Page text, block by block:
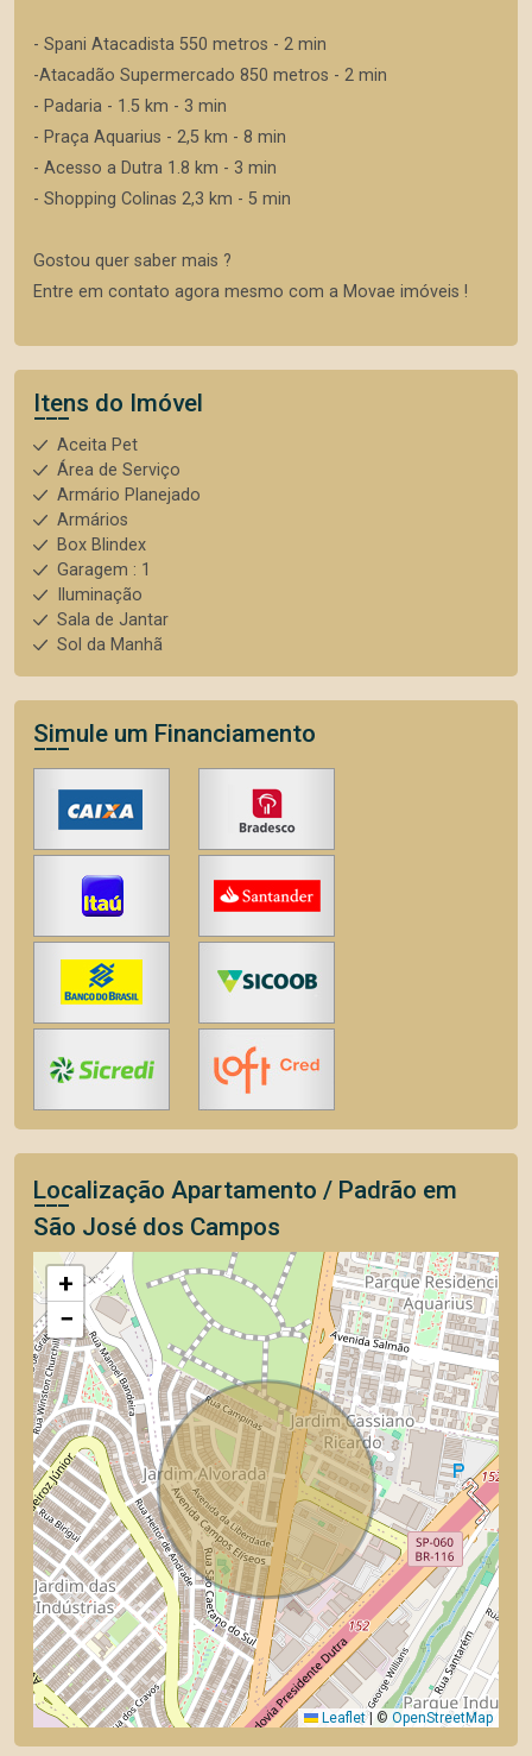
- Spani Atacadista 550 metros - 2 min
-Atacadão Supermercado 850 metros - 2 min
- Padaria - 1.5 km - 3 min
- Praça Aquarius - 2,5 km - 8 min
- Acesso a Dutra 1.8 km - 3 min
- Shopping Colinas 2,3 km - 5 min
Gostou quer saber mais ?
Entre em contato agora mesmo com a Movae imóveis !
Itens do Imóvel
Aceita Pet
Área de Serviço
Armário Planejado
Armários
Box Blindex
Garagem : 1
Iluminação
Sala de Jantar
Sol da Manhã
Simule um Financiamento
Localização Apartamento / Padrão em
São José dos Campos
+
−
Leaflet | © OpenStreetMap